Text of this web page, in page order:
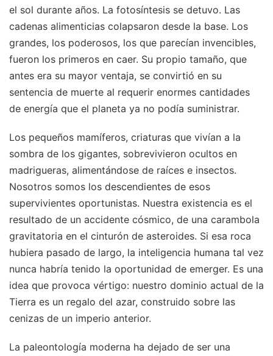
el sol durante años. La fotosíntesis se detuvo. Las
cadenas alimenticias colapsaron desde la base. Los
grandes, los poderosos, los que parecían invencibles,
fueron los primeros en caer. Su propio tamaño, que
antes era su mayor ventaja, se convirtió en su
sentencia de muerte al requerir enormes cantidades
de energía que el planeta ya no podía suministrar.
Los pequeños mamíferos, criaturas que vivían a la
sombra de los gigantes, sobrevivieron ocultos en
madrigueras, alimentándose de raíces e insectos.
Nosotros somos los descendientes de esos
supervivientes oportunistas. Nuestra existencia es el
resultado de un accidente cósmico, de una carambola
gravitatoria en el cinturón de asteroides. Si esa roca
hubiera pasado de largo, la inteligencia humana tal vez
nunca habría tenido la oportunidad de emerger. Es una
idea que provoca vértigo: nuestro dominio actual de la
Tierra es un regalo del azar, construido sobre las
cenizas de un imperio anterior.
La paleontología moderna ha dejado de ser una